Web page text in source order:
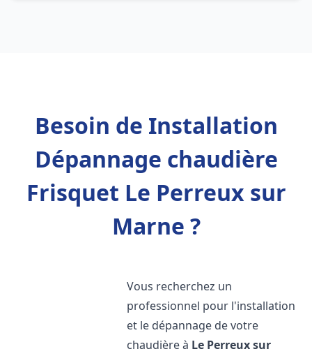
Besoin de Installation
Dépannage chaudière
Frisquet Le Perreux sur
Marne ?
Vous recherchez un
professionnel pour l'installation
et le dépannage de votre
chaudière à Le Perreux sur